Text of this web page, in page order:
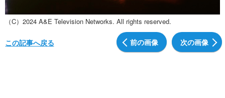
（C）2024 A&E Television Networks. All rights reserved.
前の画像 次の画像
この記事へ戻る